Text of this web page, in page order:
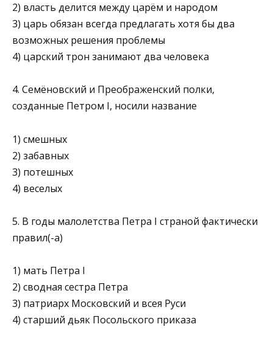
2) власть делится между царём и народом
3) царь обязан всегда предлагать хотя бы два
возможных решения проблемы
4) царский трон занимают два человека
4. Семёновский и Преображенский полки,
созданные Петром I, носили название
1) смешных
2) забавных
3) потешных
4) веселых
5. В годы малолетства Петра I страной фактически
правил(-а)
1) мать Петра I
2) сводная сестра Петра
3) патриарх Московский и всея Руси
4) старший дьяк Посольского приказа